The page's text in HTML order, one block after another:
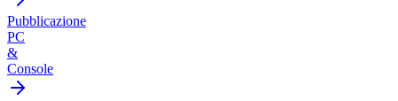
Pubblicazione
PC
&
Console